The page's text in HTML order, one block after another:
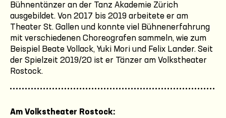
Bühnentänzer an der Tanz Akademie Zürich
ausgebildet. Von 2017 bis 2019 arbeitete er am
Theater St. Gallen und konnte viel Bühnenerfahrung
mit verschiedenen Choreografen sammeln, wie zum
Beispiel Beate Vollack, Yuki Mori und Felix Lander. Seit
der Spielzeit 2019/20 ist er Tänzer am Volkstheater
Rostock.
Am Volkstheater Rostock: